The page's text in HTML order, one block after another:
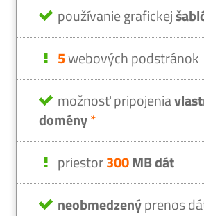
používanie grafickej
5webových podstránok
možnosť pripojenia
domény*
priestor300MB dát
neobmedzenýprenos